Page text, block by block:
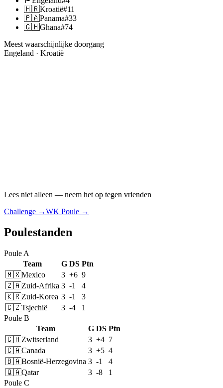
🇭🇷Kroatië#11
🇵🇦Panama#33
🇬🇭Ghana#74
Meest waarschijnlijke doorgang
Engeland · Kroatië
Lees niet alleen — neem het op tegen vrienden
Challenge →WK Poule →
Poulestanden
Poule A
Team
G DS Ptn
🇲🇽Mexico 3 +6 9
🇿🇦Zuid-Afrika 3 -1
4
🇰🇷Zuid-Korea 3 -1
3
🇨🇿Tsjechië 3 -4
1
Poule B
Team
G DS Ptn
🇨🇭Zwitserland 3 +4 7
🇨🇦Canada 3 +5 4
🇧🇦Bosnië-Herzegovina 3 -1
4
🇶🇦Qatar 3 -8
1
Poule C